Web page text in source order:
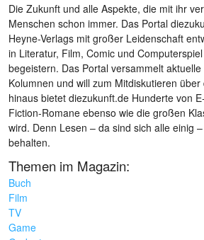
Die Zukunft und alle Aspekte, die mit ihr
Menschen schon immer. Das Portal
Heyne-Verlags mit großer Leidenschaft
in Literatur, Film, Comic und
begeistern. Das Portal versammelt
Kolumnen und will zum Mitdiskutieren
hinaus bietet diezukunft.de Hunderte von
Fiction-Romane ebenso wie die großen
wird. Denn Lesen – da sind sich alle einig
behalten.
Themen im Magazin:
Buch
Film
TV
Game